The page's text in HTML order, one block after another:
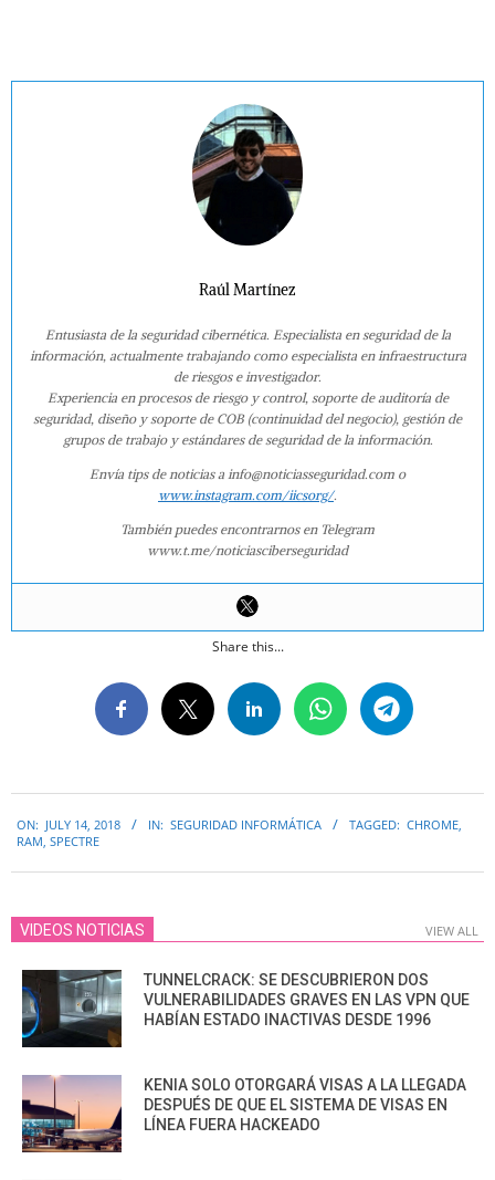
Raúl Martínez
Entusiasta de la seguridad cibernética. Especialista en seguridad de la
información, actualmente trabajando como especialista en infraestructura
de riesgos e investigador.
Experiencia en procesos de riesgo y control, soporte de auditoría de
seguridad, diseño y soporte de COB (continuidad del negocio), gestión de
grupos de trabajo y estándares de seguridad de la información.
Envía tips de noticias a info@noticiasseguridad.com o
www.instagram.com/iicsorg/.
También puedes encontrarnos en Telegram
www.t.me/noticiasciberseguridad
Share this...
07-
ON: JULY 14, 2018 IN: SEGURIDAD INFORMÁTICA TAGGED: CHROME,
RAM, SPECTRE
VIDEOS NOTICIAS VIEW ALL
TUNNELCRACK: SE DESCUBRIERON DOS
VULNERABILIDADES GRAVES EN LAS VPN QUE
HABÍAN ESTADO INACTIVAS DESDE 1996
KENIA SOLO OTORGARÁ VISAS A LA LLEGADA
DESPUÉS DE QUE EL SISTEMA DE VISAS EN
LÍNEA FUERA HACKEADO